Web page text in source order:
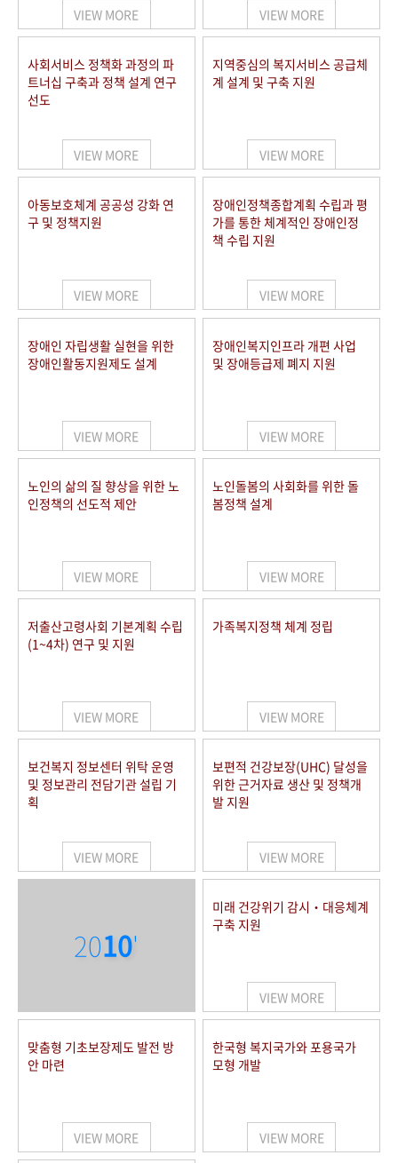
VIEW MORE VIEW MORE
사회서비스 정책화 과정의 파
트너십 구축과 정책 설계 연구
선도
VIEW MORE
지역중심의 복지서비스 공급체
계 설계 및 구축 지원
VIEW MORE
아동보호체계 공공성 강화 연
구 및 정책지원
VIEW MORE
장애인정책종합계획 수립과 평
가를 통한 체계적인 장애인정
책 수립 지원
VIEW MORE
장애인 자립생활 실현을 위한
장애인활동지원제도 설계
VIEW MORE
장애인복지인프라 개편 사업
및 장애등급제 폐지 지원
VIEW MORE
노인의 삶의 질 향상을 위한 노
인정책의 선도적 제안
VIEW MORE
노인돌봄의 사회화를 위한 돌
봄정책 설계
VIEW MORE
저출산고령사회 기본계획 수립
(1~4차) 연구 및 지원
VIEW MORE
가족복지정책 체계 정립
VIEW MORE
보건복지 정보센터 위탁 운영
및 정보관리 전담기관 설립 기
획
VIEW MORE
보편적 건강보장(UHC) 달성을
위한 근거자료 생산 및 정책개
발 지원
VIEW MORE
2010'
미래 건강위기 감시‧대응체계
구축 지원
VIEW MORE
맞춤형 기초보장제도 발전 방
안 마련
VIEW MORE
한국형 복지국가와 포용국가
모형 개발
VIEW MORE